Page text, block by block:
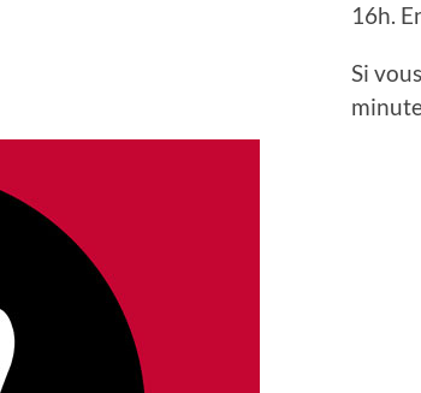
16h.
Si